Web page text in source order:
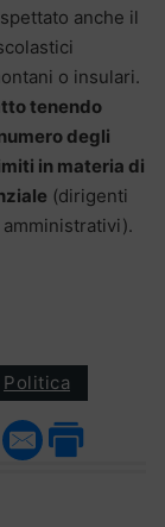
anche il
o insulari.
tenendo
degli
in materia di
(dirigenti
Politica